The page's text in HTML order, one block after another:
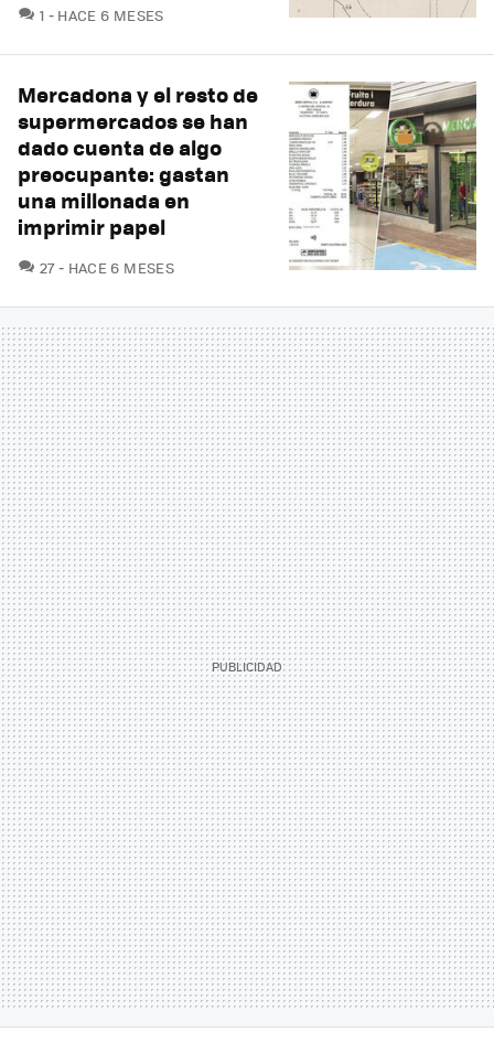
1 COMENTARIOS
HACE 6 MESES
Mercadona y el resto de
supermercados se han
dado cuenta de algo
preocupante: gastan
una millonada en
imprimir papel
27COMENTARIOS
HACE 6 MESES